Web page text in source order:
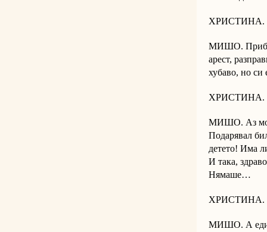
ХРИСТИНА.
МИШО.
арест,
хубаво, но си
ХРИСТИНА.
МИШО. Аз
Подарявал
детето! Има
И така,
Нямаше…
ХРИСТИНА.
МИШО. А един